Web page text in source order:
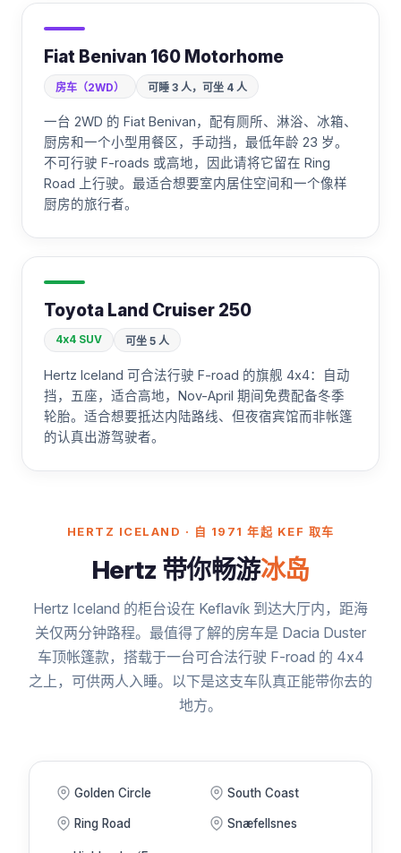
Fiat Benivan 160 Motorhome
房车（2WD） 可睡 3 人，可坐 4 人
一台 2WD 的 Fiat Benivan，配有厕所、淋浴、冰箱、
厨房和一个小型用餐区，手动挡，最低年龄 23 岁。
不可行驶 F-roads 或高地，因此请将它留在 Ring
Road 上行驶。最适合想要室内居住空间和一个像样
厨房的旅行者。
Toyota Land Cruiser 250
4x4 SUV 可坐 5 人
Hertz Iceland 可合法行驶 F-road 的旗舰 4x4：自动
挡，五座，适合高地，Nov-April 期间免费配备冬季
轮胎。适合想要抵达内陆路线、但夜宿宾馆而非帐篷
的认真出游驾驶者。
HERTZ ICELAND · 自 1971 年起 KEF 取车
Hertz 带你畅游冰岛
Hertz Iceland 的柜台设在 Keflavík 到达大厅内，距海
关仅两分钟路程。最值得了解的房车是 Dacia Duster
车顶帐篷款，搭载于一台可合法行驶 F-road 的 4x4
之上，可供两人入睡。以下是这支车队真正能带你去的
地方。
Golden Circle South Coast
Ring Road Snæfellsnes